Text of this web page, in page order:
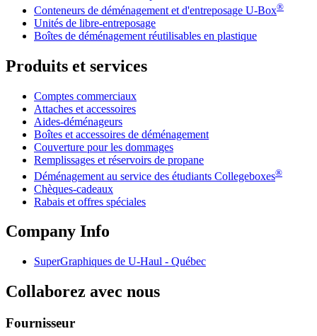
Conteneurs de déménagement et d'entreposage U-Box®
Unités de libre-entreposage
Boîtes de déménagement réutilisables en plastique
Produits et services
Comptes commerciaux
Attaches et accessoires
Aides-déménageurs
Boîtes et accessoires de déménagement
Couverture pour les dommages
Remplissages et réservoirs de propane
Déménagement au service des étudiants Collegeboxes®
Chèques-cadeaux
Rabais et offres spéciales
Company Info
SuperGraphiques de U-Haul - Québec
Collaborez avec nous
Fournisseur